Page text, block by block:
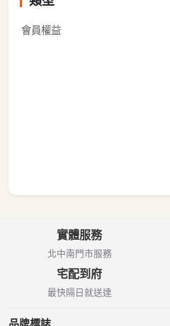
會員權益
實體服務
北中南門市服務
宅配到府
最快隔日就送達